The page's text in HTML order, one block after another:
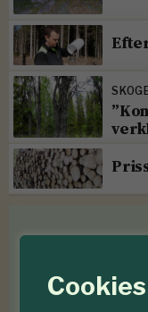
Som medlem i